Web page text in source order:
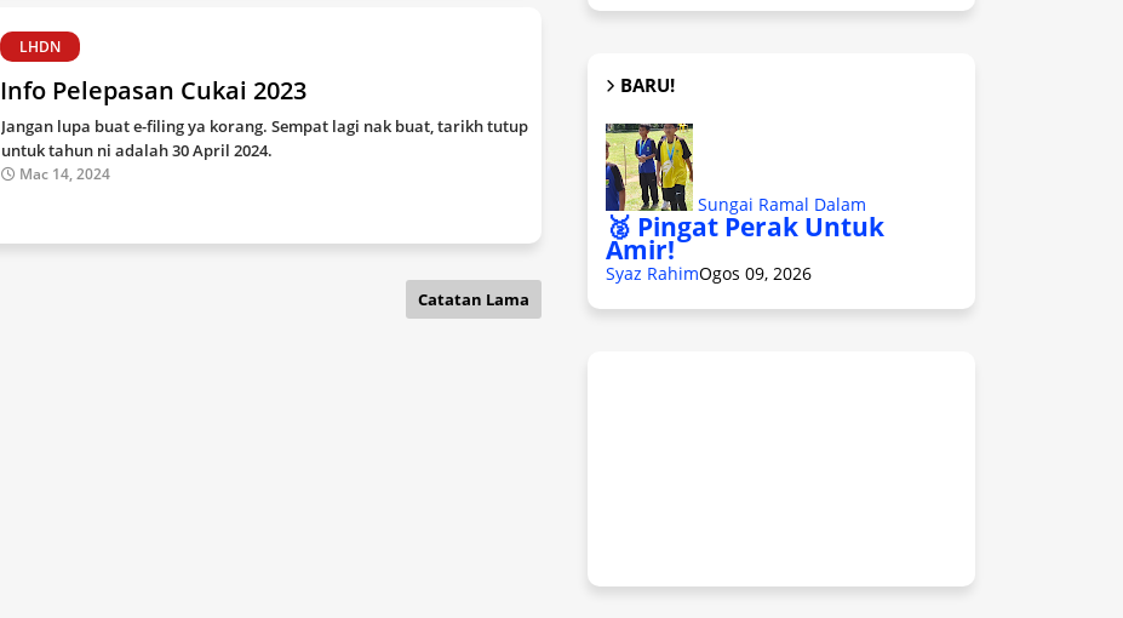
LHDN
Info Pelepasan Cukai 2023
Jangan lupa buat e-filing ya korang. Sempat lagi nak buat, tarikh tutup
untuk tahun ni adalah 30 April 2024.
Mac 14, 2024
Catatan Lama
BARU!
Sungai Ramal Dalam
🥈 Pingat Perak Untuk
Amir!
Syaz RahimOgos 09, 2026